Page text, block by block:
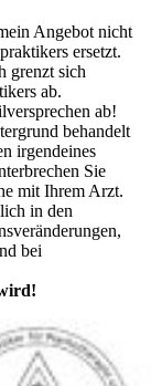
Angebot nicht
ersetzt.
grenzt sich
ab.
ab!
behandelt
irgendeines
Sie
mit Ihrem Arzt.
in den
bei